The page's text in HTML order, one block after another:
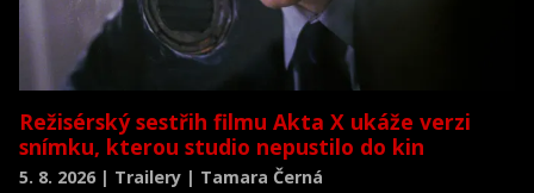
Režisérský sestřih filmu Akta X ukáže verzi
snímku, kterou studio nepustilo do kin
5. 8. 2026 | Trailery | Tamara Černá